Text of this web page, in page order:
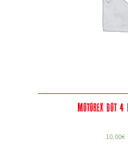
Motorex Dot
10,00€